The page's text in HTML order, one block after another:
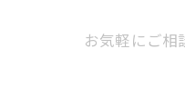
お気軽にご相